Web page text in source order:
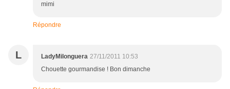
mimi
Répondre
L LadyMilonguera 27/11/2011 10:53
Chouette gourmandise ! Bon dimanche